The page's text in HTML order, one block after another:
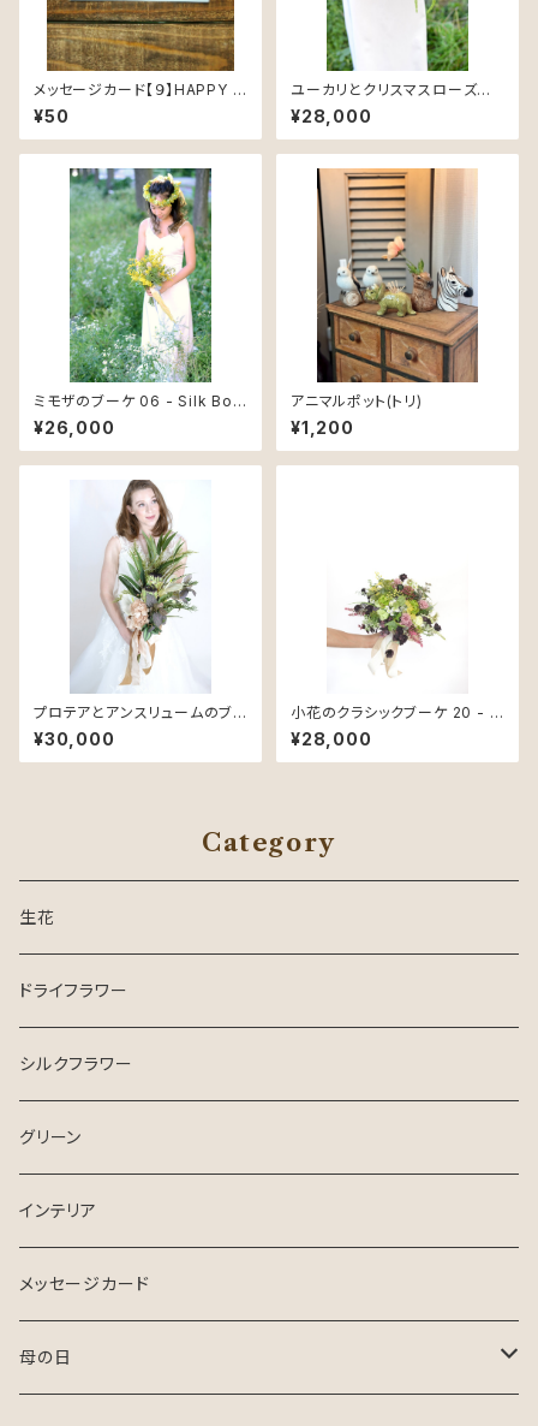
メッセージカード【９】HAPPY B
IRTH DAY ミニサイズ３ - Mes
sage Card -
¥50
ユーカリとクリスマスローズの
ブーケ 05 - Silk Bouquet -
¥28,000
ミモザのブーケ 06 - Silk Bou
quet -
¥26,000
アニマルポット(トリ)
¥1,200
プロテアとアンスリュームのブ
ーケ 03 - Silk Bouquet -
¥30,000
小花のクラシックブーケ 20 - S
ilk Bouquet -
¥28,000
Category
生花
ドライフラワー
シルクフラワー
グリーン
インテリア
メッセージカード
母の日